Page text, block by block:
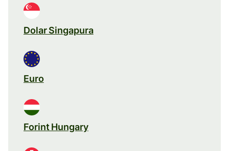
Dolar Singapura
Euro
Forint Hungary